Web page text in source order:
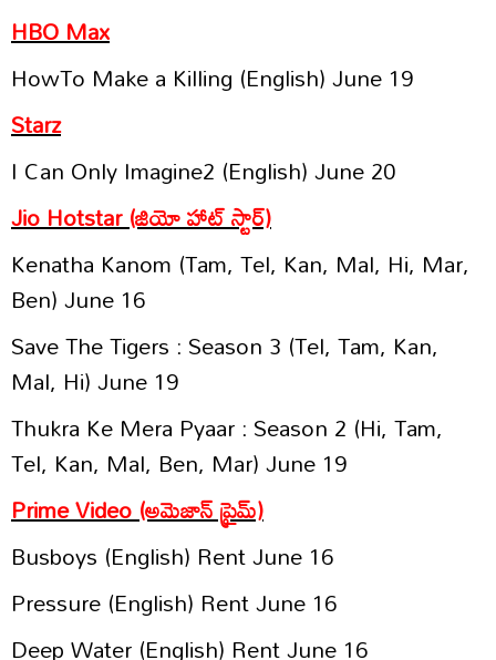
HBO Max
HowTo Make a Killing (English) June 19
Starz
I Can Only Imagine2 (English) June 20
Jio Hotstar (జియో హాట్ స్టార్)
Kenatha Kanom (Tam, Tel, Kan, Mal, Hi, Mar,
Ben) June 16
Save The Tigers : Season 3 (Tel, Tam, Kan,
Mal, Hi) June 19
Thukra Ke Mera Pyaar : Season 2 (Hi, Tam,
Tel, Kan, Mal, Ben, Mar) June 19
Prime Video (అమెజాన్ ప్రైమ్)
Busboys (English) Rent June 16
Pressure (English) Rent June 16
Deep Water (English) Rent June 16